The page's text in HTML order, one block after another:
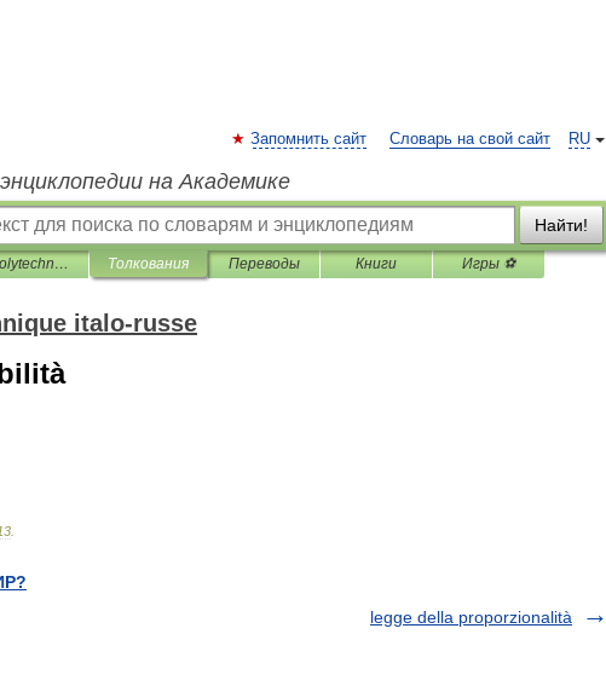
RU
Запомнить сайт Словарь на свой сайт
на Академике
Найти!
Dictionnaire polytechnique italo-russe Толкования Переводы Книги Игры ⚽
italo-russe
legge della proporzionalità